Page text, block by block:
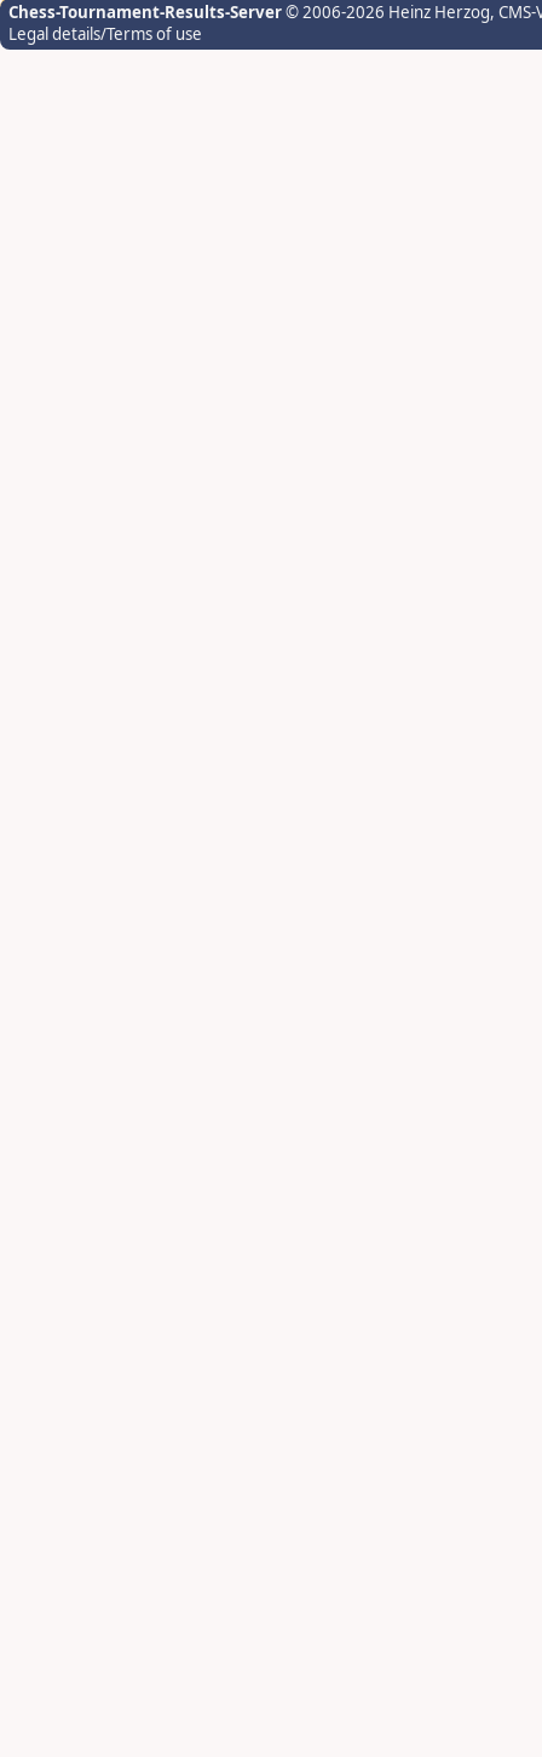
Chess-Tournament-Results-Server© 2006-2026 Heinz Herzog,
Legal details/Terms of use